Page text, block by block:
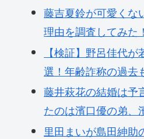
藤吉夏鈴が可愛くな
理由を調査してみた！
【検証】野呂佳代
選！年齢詐称の過去
藤井萩花の結婚は予
たのは濱口優の弟、
里田まいが島田紳助